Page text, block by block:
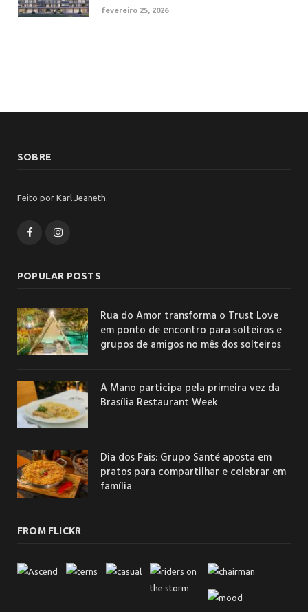
fevereiro 25, 2026
SOBRE
Feito por Karl Jeaneth.
FacebookInstagram
POPULAR POSTS
Rua do Amor transforma o Trust Love
em ponto de encontro para solteiros e
grupos de amigos no mês dos solteiros
A Mano participa pela primeira vez da
Brasília Restaurant Week
Dia dos Pais: Grupo Santé aposta em
pratos para compartilhar e celebrar em
família
FROM FLICKR